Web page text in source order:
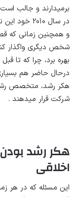
برمی­دارند و جالب
و همچنین زمانی که
شخص دیگری واگذار
درحال حاضر هم
هکر رشد، متخصص رشد،
شرکت قرار می­دهند .
هکر رشد بودن
اخلاقی
این مسئله که در هر